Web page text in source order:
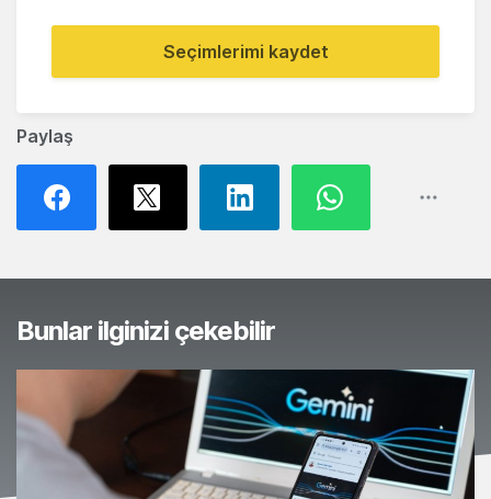
Paylaş
Seçimlerimi kaydet
Bunlar ilginizi çekebilir